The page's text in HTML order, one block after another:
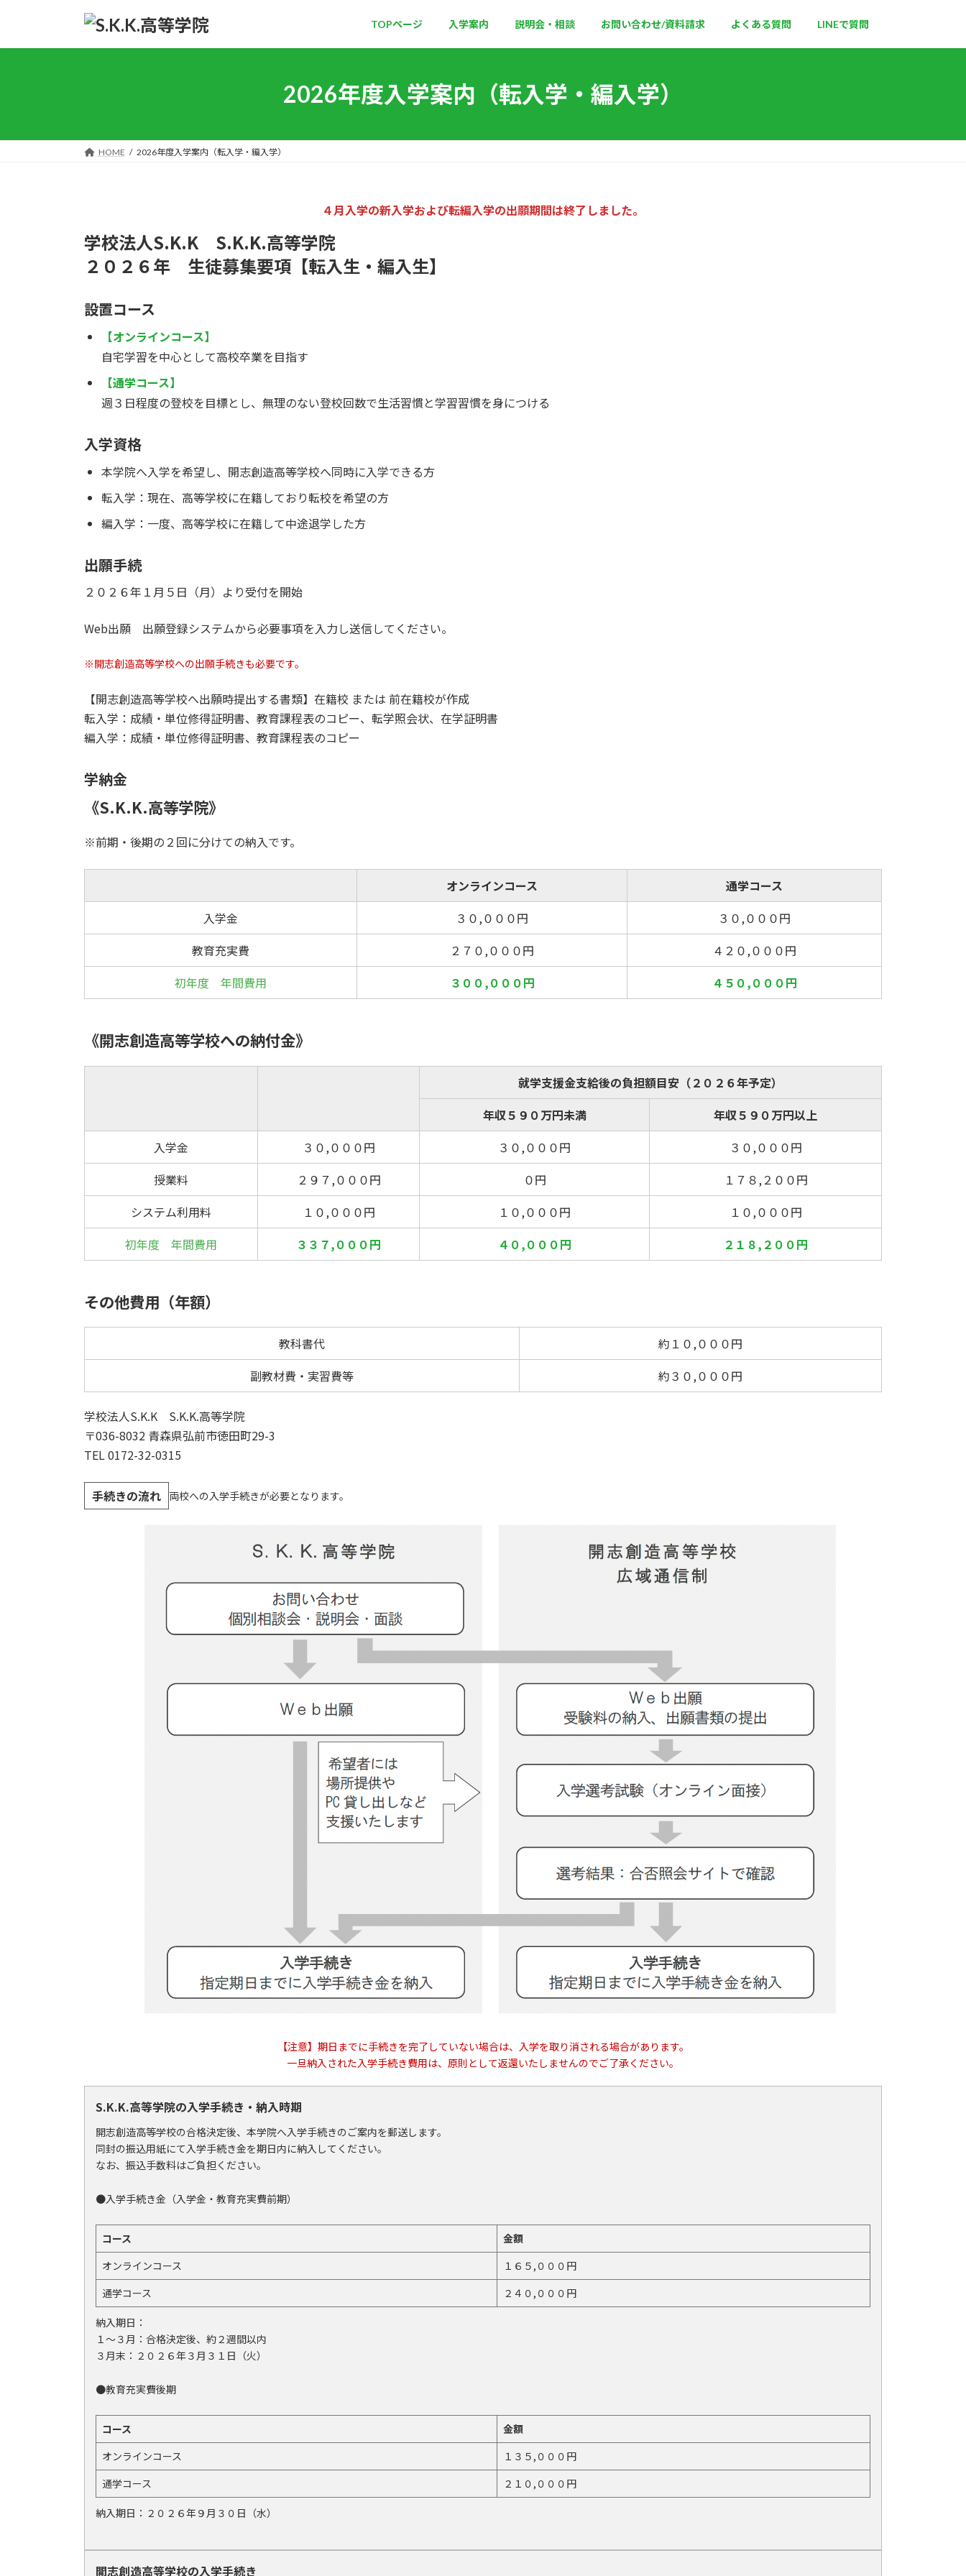
TOPページ 入学案内 説明会・相談 お問い合わせ/資料請求 よくある質問 LINEで質問
2026年度入学案内（転入学・編入学）
HOME 2026年度入学案内（転入学・編入学）
４月入学の新入学および転編入学の出願期間は終了しました。
学校法人S.K.K S.K.K.高等学院
２０２６年 生徒募集要項【転入生・編入生】
設置コース
【オンラインコース】
自宅学習を中心として高校卒業を目指す
【通学コース】
週３日程度の登校を目標とし、無理のない登校回数で生活習慣と学習習慣を身につける
入学資格
本学院へ入学を希望し、開志創造高等学校へ同時に入学できる方
転入学：現在、高等学校に在籍しており転校を希望の方
編入学：一度、高等学校に在籍して中途退学した方
出願手続
２０２６年１月５日（月）より受付を開始
Web出願 出願登録システムから必要事項を入力し送信してください。
※開志創造高等学校への出願手続きも必要です。
【開志創造高等学校へ出願時提出する書類】在籍校 または 前在籍校が作成
転入学：成績・単位修得証明書、教育課程表のコピー、転学照会状、在学証明書
編入学：成績・単位修得証明書、教育課程表のコピー
学納金
《S.K.K.高等学院》
※前期・後期の２回に分けての納入です。
オンラインコース
通学コース
入学金
３０,０００円
３０,０００円
教育充実費
２７０,０００円
４２０,０００円
初年度 年間費用
３００,０００円 ４５０,０００円
《開志創造高等学校への納付金》
就学支援金支給後の負担額目安（２０２６年予定）
年収５９０万円未満
年収５９０万円以上
入学金
３０,０００円 ３０,０００円
３０,０００円
授業料
２９７,０００円 ０円
１７８,２００円
システム利用料
１０,０００円 １０,０００円
１０,０００円
初年度 年間費用
３３７,０００円 ４０,０００円 ２１８,２００円
その他費用（年額）
教科書代
約１０,０００円
副教材費・実習費等
約３０,０００円
学校法人S.K.K S.K.K.高等学院
〒036-8032 青森県弘前市徳田町29-3
TEL 0172-32-0315
手続きの流れ 両校への入学手続きが必要となります。
【注意】期日までに手続きを完了していない場合は、入学を取り消される場合があります。
一旦納入された入学手続き費用は、原則として返還いたしませんのでご了承ください。
S.K.K.高等学院の入学手続き・納入時期
開志創造高等学校の合格決定後、本学院へ入学手続きのご案内を郵送します。
同封の振込用紙にて入学手続き金を期日内に納入してください。
なお、振込手数料はご負担ください。
●入学手続き金（入学金・教育充実費前期）
コース
金額
オンラインコース
１６５,０００円
通学コース
２４０,０００円
納入期日：
１〜３月：合格決定後、約２週間以内
３月末：２０２６年３月３１日（火）
●教育充実費後期
コース
金額
オンラインコース
１３５,０００円
通学コース
２１０,０００円
納入期日：２０２６年９月３０日（水）
開志創造高等学校の入学手続き